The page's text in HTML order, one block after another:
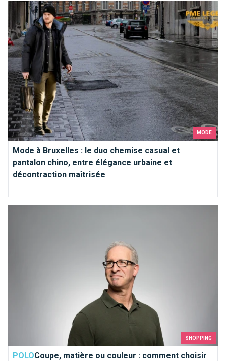
MODE
Mode à Bruxelles : le duo chemise casual et
pantalon chino, entre élégance urbaine et
décontraction maîtrisée
Mode à Bruxelles : le duo chemise casual et pantalon chino,
SHOPPING
POLOCoupe, matière ou couleur : comment choisir